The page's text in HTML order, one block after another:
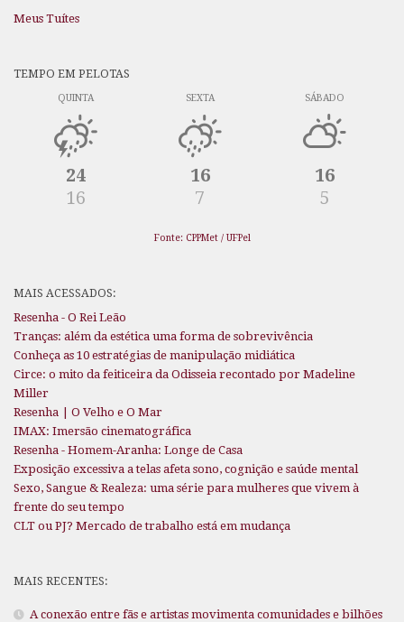
Meus Tuítes
TEMPO EM PELOTAS
QUINTA
24
16
SEXTA
16
7
SÁBADO
16
5
Fonte: CPPMet / UFPel
MAIS ACESSADOS:
Resenha - O Rei Leão
Tranças: além da estética uma forma de sobrevivência
Conheça as 10 estratégias de manipulação midiática
Circe: o mito da feiticeira da Odisseia recontado por Madeline
Miller
Resenha | O Velho e O Mar
IMAX: Imersão cinematográfica
Resenha - Homem-Aranha: Longe de Casa
Exposição excessiva a telas afeta sono, cognição e saúde mental
Sexo, Sangue & Realeza: uma série para mulheres que vivem à
frente do seu tempo
CLT ou PJ? Mercado de trabalho está em mudança
MAIS RECENTES:
A conexão entre fãs e artistas movimenta comunidades e bilhões